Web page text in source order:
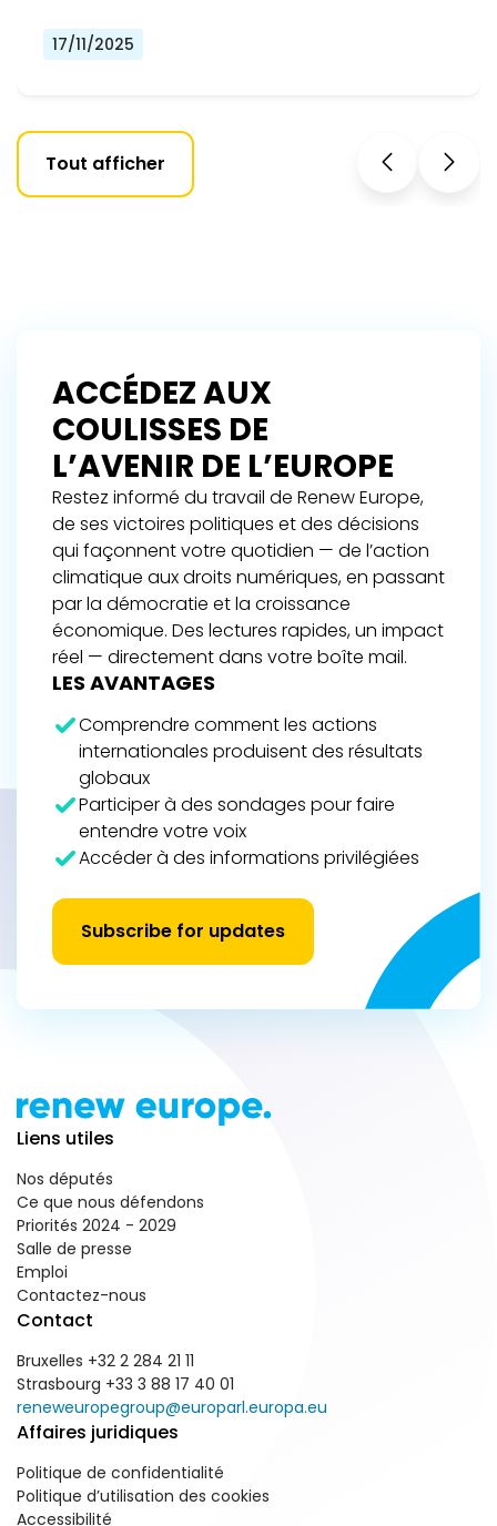
17/11/2025
Tout afficher
ACCÉDEZ AUX
COULISSES DE
L’AVENIR DE L’EUROPE
Restez informé du travail de Renew Europe,
de ses victoires politiques et des décisions
qui façonnent votre quotidien — de l’action
climatique aux droits numériques, en passant
par la démocratie et la croissance
économique. Des lectures rapides, un impact
réel — directement dans votre boîte mail.
LES AVANTAGES
Comprendre comment les actions
internationales produisent des résultats
globaux
Participer à des sondages pour faire
entendre votre voix
Accéder à des informations privilégiées
Subscribe for updates
Liens utiles
Nos députés
Ce que nous défendons
Priorités 2024 - 2029
Salle de presse
Emploi
Contactez-nous
Contact
Bruxelles +32 2 284 21 11
Strasbourg +33 3 88 17 40 01
reneweuropegroup@europarl.europa.eu
Affaires juridiques
Politique de confidentialité
Politique d’utilisation des cookies
Accessibilité